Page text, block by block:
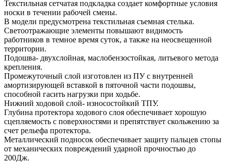
Текстильная сетчатая подкладка создает комфортные условия
носки в течении рабочей смены.
В модели предусмотрена текстильная съемная стелька.
Светоотражающие элементы повышают видимость
работников в темное время суток, а также на неосвещенной
территории.
Подошва- двухслойная, маслобензостойкая, литьевого метода
крепления.
Промежуточный слой изготовлен из ПУ с внутренней
амортизирующей вставкой в пяточной части подошвы,
способной гасить нагрузки при ходьбе.
Нижний ходовой слой- износостойкий ТПУ.
Глубина протектора ходового слоя обеспечивает хорошую
сцепляемость с поверхностями и препятствует скольжению за
счет рельефа протектора.
Металлический подносок обеспечивает защиту пальцев стопы
от механических повреждений ударной прочностью до
200Дж.